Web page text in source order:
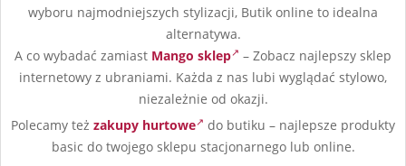
wyboru najmodniejszych stylizacji, Butik online to idealna
alternatywa.
A co wybadać zamiast Mango sklep
– Zobacz najlepszy sklep
internetowy z ubraniami. Każda z nas lubi wyglądać stylowo,
niezależnie od okazji.
Polecamy też zakupy hurtowe
do butiku – najlepsze produkty
basic do twojego sklepu stacjonarnego lub online.